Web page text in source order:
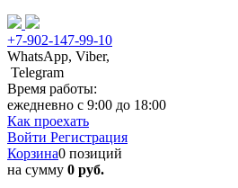
+7-902-147-99-10
WhatsApp, Viber,
Telegram
Время работы:
ежедневно с 9:00 до 18:00
Как проехать
Войти Регистрация
Корзина0 позиций
на сумму 0 руб.